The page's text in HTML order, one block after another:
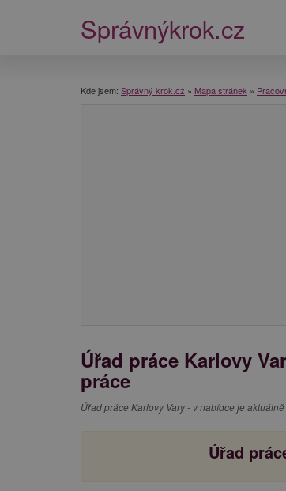
Správnýkrok.cz
Kde jsem: Správný krok.cz » Mapa stránek »
Úřad práce Karlovy
práce
Úřad práce Karlovy Vary - v nabídce je aktuálně
Úřad